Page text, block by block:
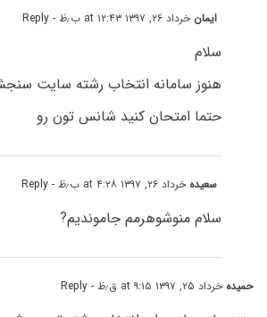
ایمان خرداد ۲۶, ۱۳۹۷ at ۱۲:۴۳ ب٫ظ - Reply
سلام
هنوز سامانه انتخاب رشته سایت
حتما امتحان کنید شانس تون رو
سعیده خرداد ۲۶, ۱۳۹۷ at ۴:۲۸ ب٫ظ - Reply
سلام منوشوهرمم جاموندیم?
حمیده خرداد ۲۵, ۱۳۹۷ at ۹:۱۵ ق٫ظ - Reply